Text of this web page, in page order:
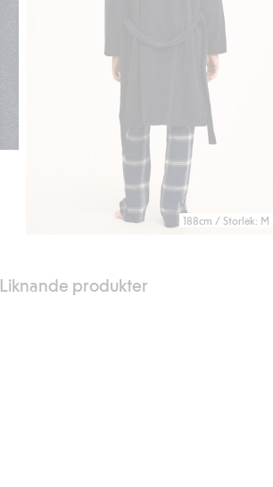
188cm / Storlek: M
Liknande produkter